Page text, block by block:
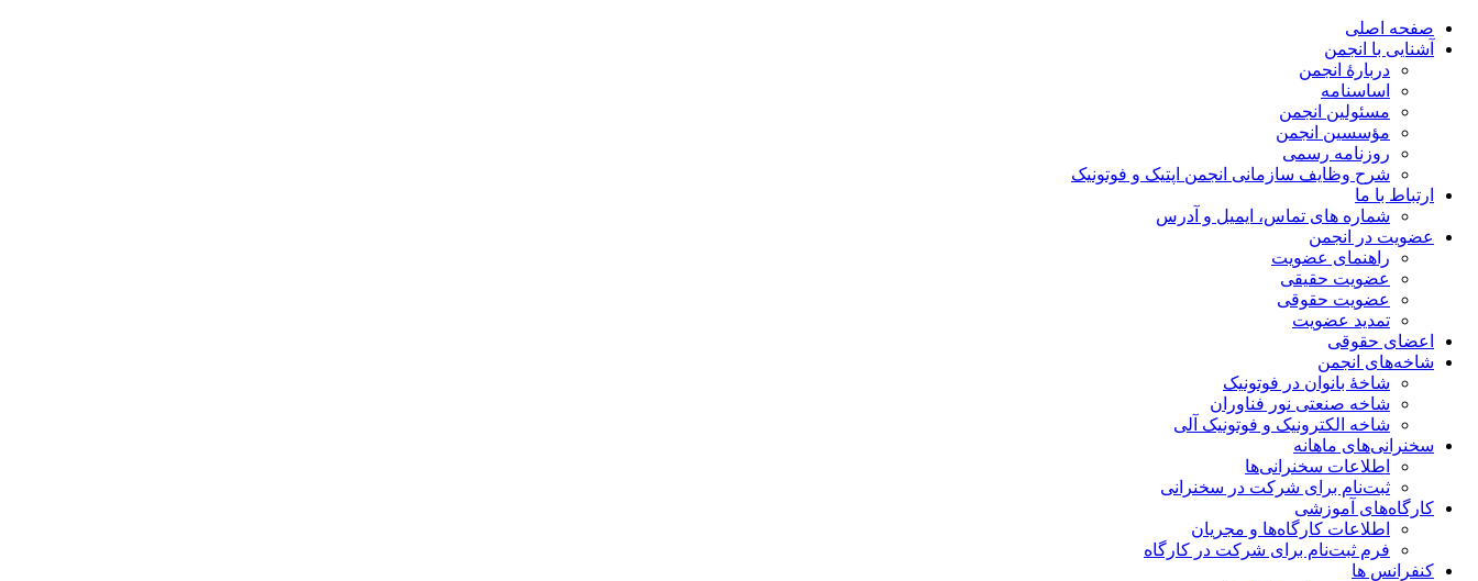
صفحه اصلی
آشنایی با انجمن
دربارۀ انجمن
اساسنامه
مسئولین انجمن
مؤسسین انجمن
روزنامه رسمی
شرح وظایف سازمانی انجمن اپتیک و فوتونیک
ارتباط با ما
شماره های تماس، ایمیل و آدرس
عضویت در انجمن
راهنمای عضویت
عضویت حقیقی
عضویت حقوقی
تمدید عضویت
اعضای حقوقی
شاخه‌های انجمن
شاخۀ بانوان در فوتونیک
شاخه صنعتی نور فناوران
شاخه‌ الکترونیک و فوتونیک آلی
سخنرانی‌های ماهانه
اطلاعات سخنرانی‌‌ها
ثبت‌نام برای شرکت در سخنرانی
کارگاه‌های آموزشی
اطلاعات کارگاه‌ها و مجریان
فرم ثبت‌نام برای شرکت در کارگاه
کنفرانس ها